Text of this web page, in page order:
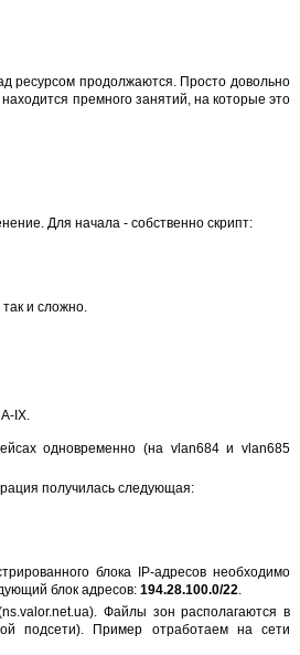
ресурсом продолжаются. Просто довольно
премного занятий, на которые это
Для начала - собственно скрипт:
и сложно.
IX.
одновременно (на vlan684 и vlan685
получилась следующая:
блока IP-адресов необходимо
блок адресов: 194.28.100.0/22.
Файлы зон располагаются в
подсети). Пример отработаем на сети